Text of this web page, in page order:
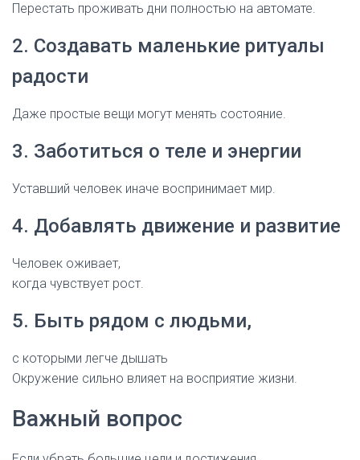
Перестать проживать дни полностью на автомате.
2. Создавать маленькие ритуалы
радости
Даже простые вещи могут менять состояние.
3. Заботиться о теле и энергии
Уставший человек иначе воспринимает мир.
4. Добавлять движение и развитие
Человек оживает,
когда чувствует рост.
5. Быть рядом с людьми,
с которыми легче дышать
Окружение сильно влияет на восприятие жизни.
Важный вопрос